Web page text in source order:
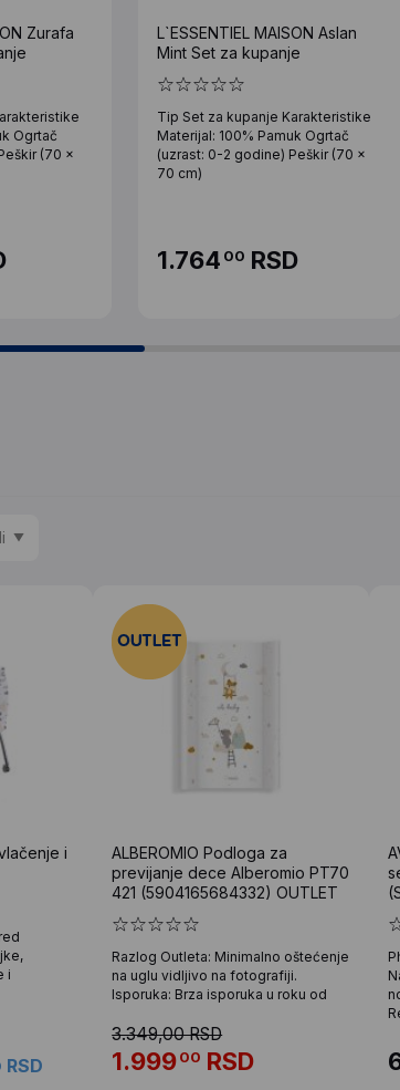
Zurafa
Ogrtač
(70 x
L`ESSENTIEL MAISON Aslan
Mint Set za kupanje
Tip Set za kupanje Karakteristike
Materijal: 100% Pamuk Ogrtač
(uzrast: 0-2 godine) Peškir (70 x
70 cm)
1.764 00 RSD
i
i
RSD
ALBEROMIO Podloga za
previjanje dece Alberomio PT70
421 (5904165684332) OUTLET
Razlog Outleta: Minimalno oštećenje
na uglu vidljivo na fotografiji.
Isporuka: Brza isporuka u roku od
3.349,00 RSD
1.99900 RSD